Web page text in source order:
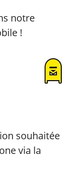
notre
!
souhaitée
via la